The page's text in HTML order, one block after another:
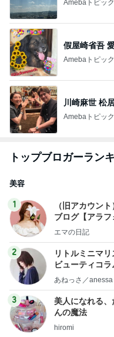
Amebaトピッ
假屋崎省吾
Amebaトピッ
川崎麻世 松
Amebaトピッ
トップブロガーラン
美容
1
（旧アカウン
ブログ【アラフ
社売却セカンド
エマの日記
2
リトルミニマ
ビューティコ
little
あねっさ／anessa
3
美人になれる、
んの魔法
hiromi